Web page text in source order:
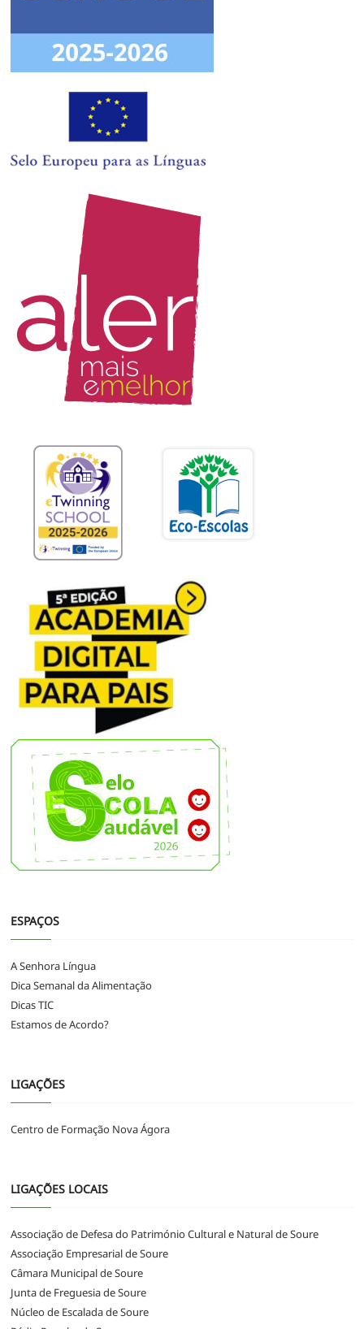
ESPAÇOS
A Senhora Língua
Dica Semanal da Alimentação
Dicas TIC
Estamos de Acordo?
LIGAÇÕES
Centro de Formação Nova Ágora
LIGAÇÕES LOCAIS
Associação de Defesa do Património Cultural e Natural de Soure
Associação Empresarial de Soure
Câmara Municipal de Soure
Junta de Freguesia de Soure
Núcleo de Escalada de Soure